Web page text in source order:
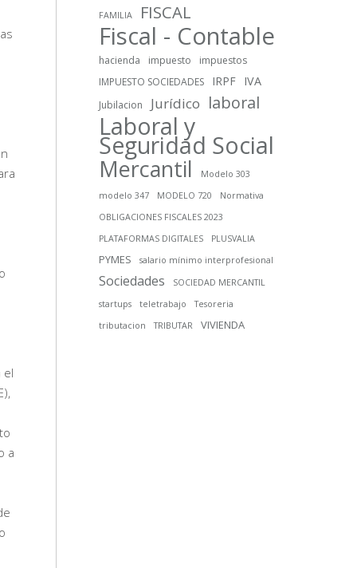
el
a
FAMILIA FISCAL
Fiscal - Contable
hacienda impuesto
impuestos
IMPUESTO SOCIEDADES
IRPF IVA
Jubilacion Jurídico laboral
Laboral y
Seguridad Social
Mercantil
Modelo 303
modelo 347
MODELO 720
Normativa
OBLIGACIONES FISCALES 2023
PLATAFORMAS DIGITALES
PLUSVALIA
PYMES salario mínimo interprofesional
Sociedades
SOCIEDAD MERCANTIL
startups
teletrabajo
Tesoreria
tributacion
TRIBUTAR VIVIENDA